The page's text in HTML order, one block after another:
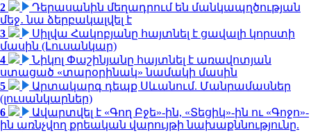
2
Դերասանին մեղադրում են մանկապղծության
մեջ․ նա ձերբակալվել է
3
Սիլվա Հակոբյանը հայտնել է ցավալի կորստի
մասին (Լուսանկար)
4
Նիկոլ Փաշինյանը հայտնել է առավոտյան
ստացած «տարօրինակ» նամակի մասին
5
Արտակարգ դեպք Սևանում. Մանրամասներ
(լուսանկարներ)
6
Ավարտվել է «Գող Բջե»-ին, «Տեցիկ»-ին ու «Գոջո»-
ին առնչվող քրեական վարույթի նախաքննությունը.